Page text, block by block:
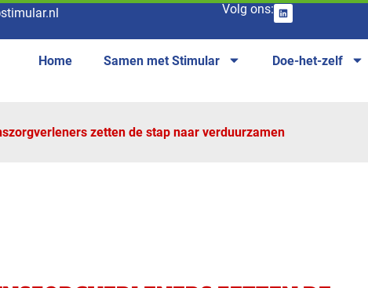
Volg ons:
Home Samen met Stimular Doe-het-zelf
zetten de stap naar verduurzamen